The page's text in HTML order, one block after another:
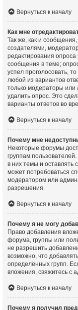
Вернуться к началу
Как мне
Так же, как и
создателями,
редактирования
сообщения в теме;
успел проголосовать,
любой из вариантов
только модераторы или
удалить опрос. Это
варианты ответов во
Вернуться к началу
Почему мне
Некоторые форумы
группам
в них темы и оставлять
может потребоваться
модератором или
разрешения.
Вернуться к началу
Почему я не могу
Право добавления
форума, группы или
не разрешить
возможно, что
определённых групп.
вложения, свяжитесь с
Вернуться к началу
Почему я получил